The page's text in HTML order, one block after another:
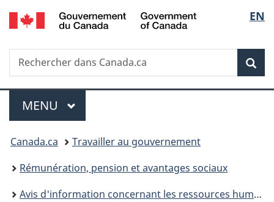
Passer
au
principal
Passer
à
Au
du
Passer
à
version
simplifiée
de
la
EN
Recherche
Rechercher
dans
Menu
MENU PRINCIPAL
Vous
êtes
ici :
Canada.ca
Travailler au gouvernement
Rémunération, pension et avantages sociaux
Avis d'information concernant les ressources humaines